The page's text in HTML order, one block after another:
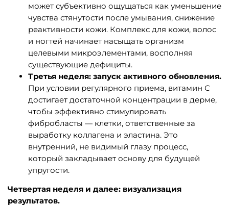
может субъективно ощущаться как уменьшение
чувства стянутости после умывания, снижение
реактивности кожи. Комплекс для кожи, волос
и ногтей начинает насыщать организм
целевыми микроэлементами, восполняя
существующие дефициты.
Третья неделя: запуск активного обновления.
При условии регулярного приема, витамин С
достигает достаточной концентрации в дерме,
чтобы эффективно стимулировать
фибробласты — клетки, ответственные за
выработку коллагена и эластина. Это
внутренний, не видимый глазу процесс,
который закладывает основу для будущей
упругости.
Четвертая неделя и далее: визуализация
результатов.